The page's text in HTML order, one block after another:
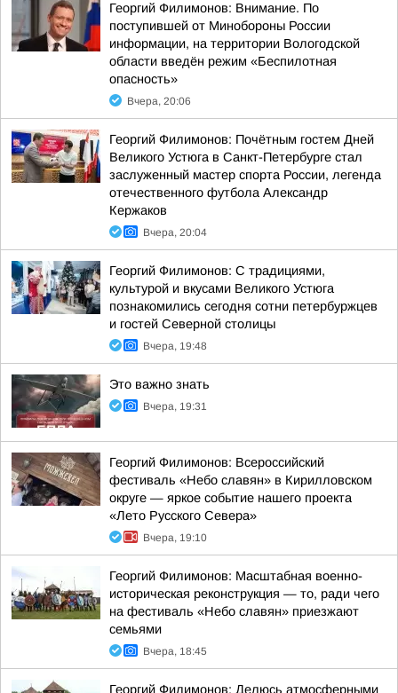
Георгий Филимонов: Внимание. По
поступившей от Минобороны России
информации, на территории Вологодской
области введён режим «Беспилотная
опасность»
Вчера, 20:06
Георгий Филимонов: Почётным гостем Дней
Великого Устюга в Санкт-Петербурге стал
заслуженный мастер спорта России, легенда
отечественного футбола Александр
Кержаков
Вчера, 20:04
Георгий Филимонов: С традициями,
культурой и вкусами Великого Устюга
познакомились сегодня сотни петербуржцев
и гостей Северной столицы
Вчера, 19:48
Это важно знать
Вчера, 19:31
Георгий Филимонов: Всероссийский
фестиваль «Небо славян» в Кирилловском
округе — яркое событие нашего проекта
«Лето Русского Севера»
Вчера, 19:10
Георгий Филимонов: Масштабная военно-
историческая реконструкция — то, ради чего
на фестиваль «Небо славян» приезжают
семьями
Вчера, 18:45
Георгий Филимонов: Делюсь атмосферными